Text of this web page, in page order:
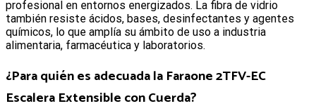
profesional en entornos energizados. La fibra de vidrio
también resiste ácidos, bases, desinfectantes y agentes
químicos, lo que amplía su ámbito de uso a industria
alimentaria, farmacéutica y laboratorios.
¿Para quién es adecuada laFaraone 2TFV-EC
Escalera Extensible con Cuerda?